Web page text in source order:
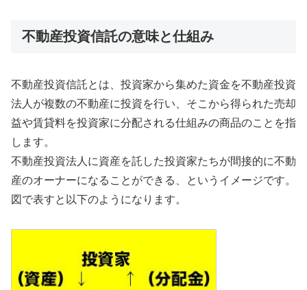
不動産投資信託の意味と仕組み
不動産投資信託とは、投資家から集めた資金を不動産投資
法人が複数の不動産に投資を行い、そこから得られた売却
益や賃貸料を投資家に分配される仕組みの商品のことを指
します。
不動産投資法人に資産を託した投資家たちが間接的に不動
産のオーナーになることができる、というイメージです。
図で表すと以下のようになります。